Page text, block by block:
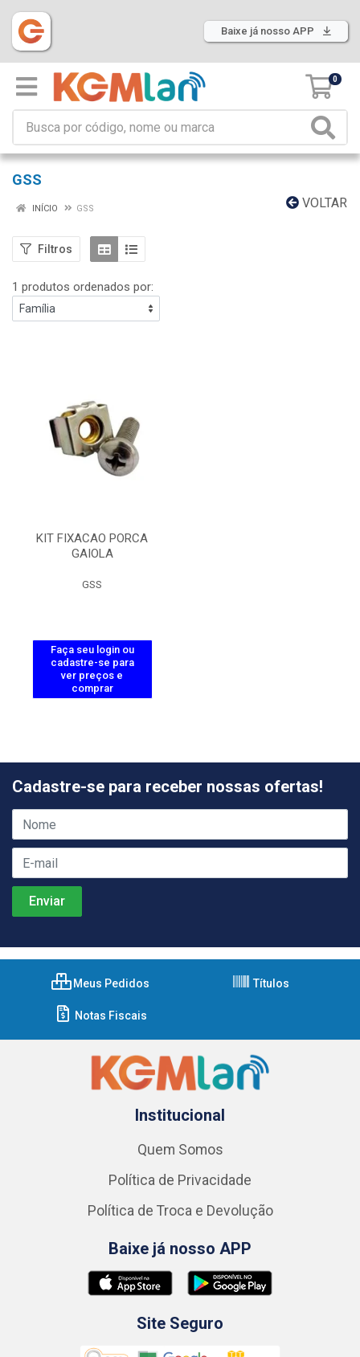
Baixe já nosso APP
0
GSS
VOLTAR
INÍCIO GSS
Filtros
1 produtos ordenados por:
KIT FIXACAO PORCA
GAIOLA
GSS
Faça seu login ou
cadastre-se para
ver preços e
comprar
Cadastre-se para receber nossas ofertas!
Meus Pedidos Títulos
Notas Fiscais
Institucional
Quem Somos
Política de Privacidade
Política de Troca e Devolução
Baixe já nosso APP
Site Seguro